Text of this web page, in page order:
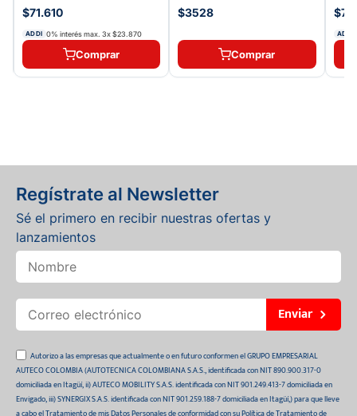
$71.610
ADDI 0% interés max. 3x$23.870
Comprar
$3528
Comprar
ADDI
Regístrate al Newsletter
Sé el primero en recibir nuestras ofertas y
lanzamientos
Enviar
Autorizo a las empresas que actualmente o en futuro conformen el GRUPO EMPRESARIAL
AUTECO COLOMBIA (AUTOTECNICA COLOMBIANA S.A.S., identificada con NIT 890.900.317-0
domiciliada en Itagüí, ii) AUTECO MOBILITY S.A.S. identificada con NIT 901.249.413-7 domiciliada en
Envigado, iii) SYNERGIX S.A.S. identificada con NIT 901.259.188-7 domiciliada en Itagüí,) para que lleve